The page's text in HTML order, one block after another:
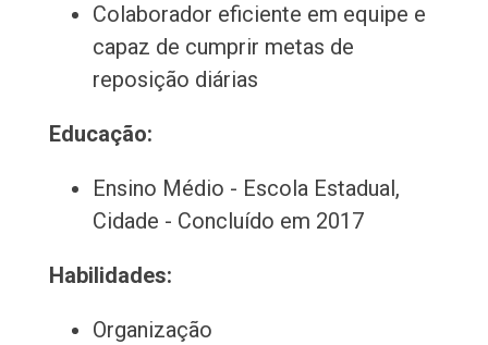
Colaborador eficiente em equipe e
capaz de cumprir metas de
reposição diárias
Educação:
Ensino Médio - Escola Estadual,
Cidade - Concluído em 2017
Habilidades:
Organização